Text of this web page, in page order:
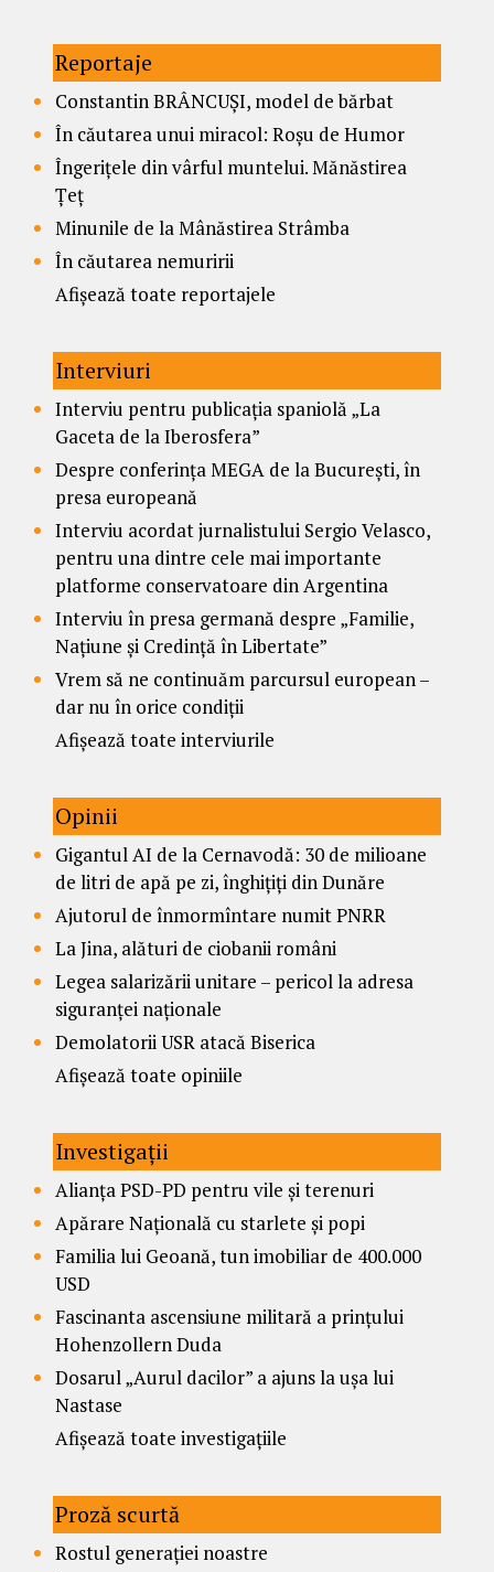
Reportaje
Constantin BRÂNCUȘI, model de bărbat
În căutarea unui miracol: Roșu de Humor
Îngerițele din vârful muntelui. Mănăstirea
Țeț
Minunile de la Mânăstirea Strâmba
În căutarea nemuririi
Afișează toate reportajele
Interviuri
Interviu pentru publicația spaniolă „La
Gaceta de la Iberosfera”
Despre conferința MEGA de la București, în
presa europeană
Interviu acordat jurnalistului Sergio Velasco,
pentru una dintre cele mai importante
platforme conservatoare din Argentina
Interviu în presa germană despre „Familie,
Națiune și Credință în Libertate”
Vrem să ne continuăm parcursul european –
dar nu în orice condiții
Afișează toate interviurile
Opinii
Gigantul AI de la Cernavodă: 30 de milioane
de litri de apă pe zi, înghițiți din Dunăre
Ajutorul de înmormîntare numit PNRR
La Jina, alături de ciobanii români
Legea salarizării unitare – pericol la adresa
siguranței naționale
Demolatorii USR atacă Biserica
Afișează toate opiniile
Investigații
Alianța PSD-PD pentru vile și terenuri
Apărare Națională cu starlete și popi
Familia lui Geoană, tun imobiliar de 400.000
USD
Fascinanta ascensiune militară a prințului
Hohenzollern Duda
Dosarul „Aurul dacilor” a ajuns la ușa lui
Nastase
Afișează toate investigațiile
Proză scurtă
Rostul generației noastre